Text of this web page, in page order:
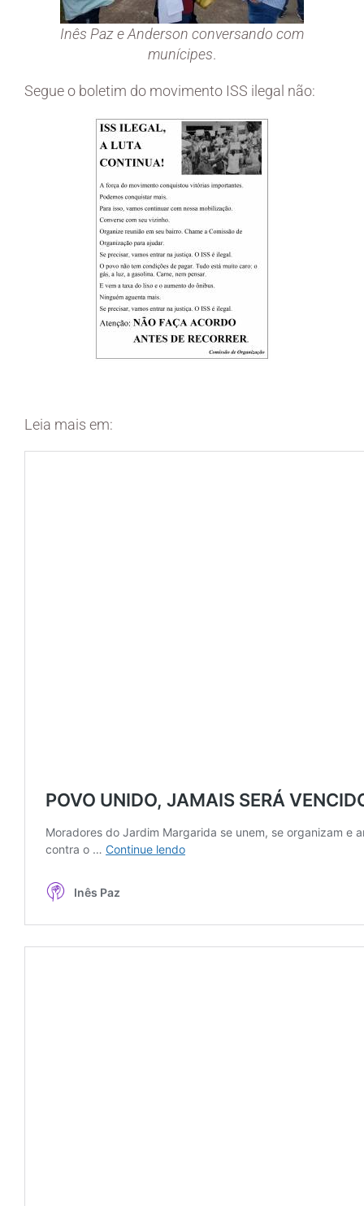
Inês Paz e Anderson conversando com
munícipes.
Segue o boletim do movimento ISS ilegal não:
Leia mais em: